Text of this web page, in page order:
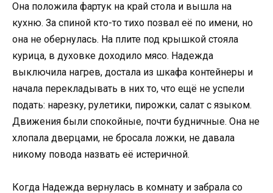
Она положила фартук на край стола и вышла на
кухню. За спиной кто-то тихо позвал её по имени, но
она не обернулась. На плите под крышкой стояла
курица, в духовке доходило мясо. Надежда
выключила нагрев, достала из шкафа контейнеры и
начала перекладывать в них то, что ещё не успели
подать: нарезку, рулетики, пирожки, салат с языком.
Движения были спокойные, почти будничные. Она не
хлопала дверцами, не бросала ложки, не давала
никому повода назвать её истеричной.
Когда Надежда вернулась в комнату и забрала со